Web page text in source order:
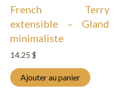
French Terry
extensible – Gland
minimaliste
14.25 $
Ajouter au panier